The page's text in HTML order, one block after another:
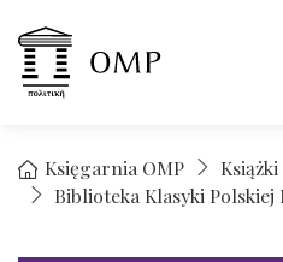
Księgarnia OMP
Książki
Biblioteka Klasyki